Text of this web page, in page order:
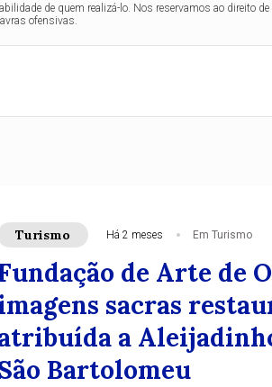
de quem realizá-lo. Nos reservamos ao direito
ofensivas.
Turismo Há 2 meses Em Turismo
de Arte de
sacras
a
Bartolomeu